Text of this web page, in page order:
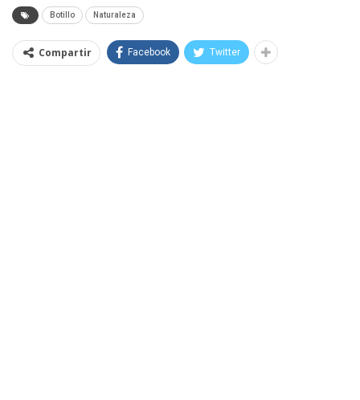
Botillo Naturaleza
Compartir Facebook Twitter